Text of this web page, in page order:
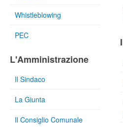
Whistleblowing
PEC
L'Amministrazione
Il Sindaco
La Giunta
Il Consiglio Comunale